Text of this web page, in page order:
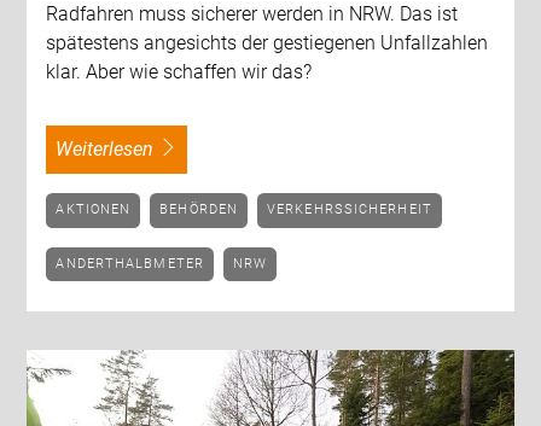
Radfahren muss sicherer werden in NRW. Das ist
spätestens angesichts der gestiegenen Unfallzahlen
klar. Aber wie schaffen wir das?
weiterlesen
AKTIONEN BEHÖRDEN VERKEHRSSICHERHEIT
ANDERTHALBMETER NRW